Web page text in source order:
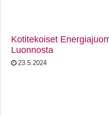
Kotitekoiset
Luonnosta
23.5.2024